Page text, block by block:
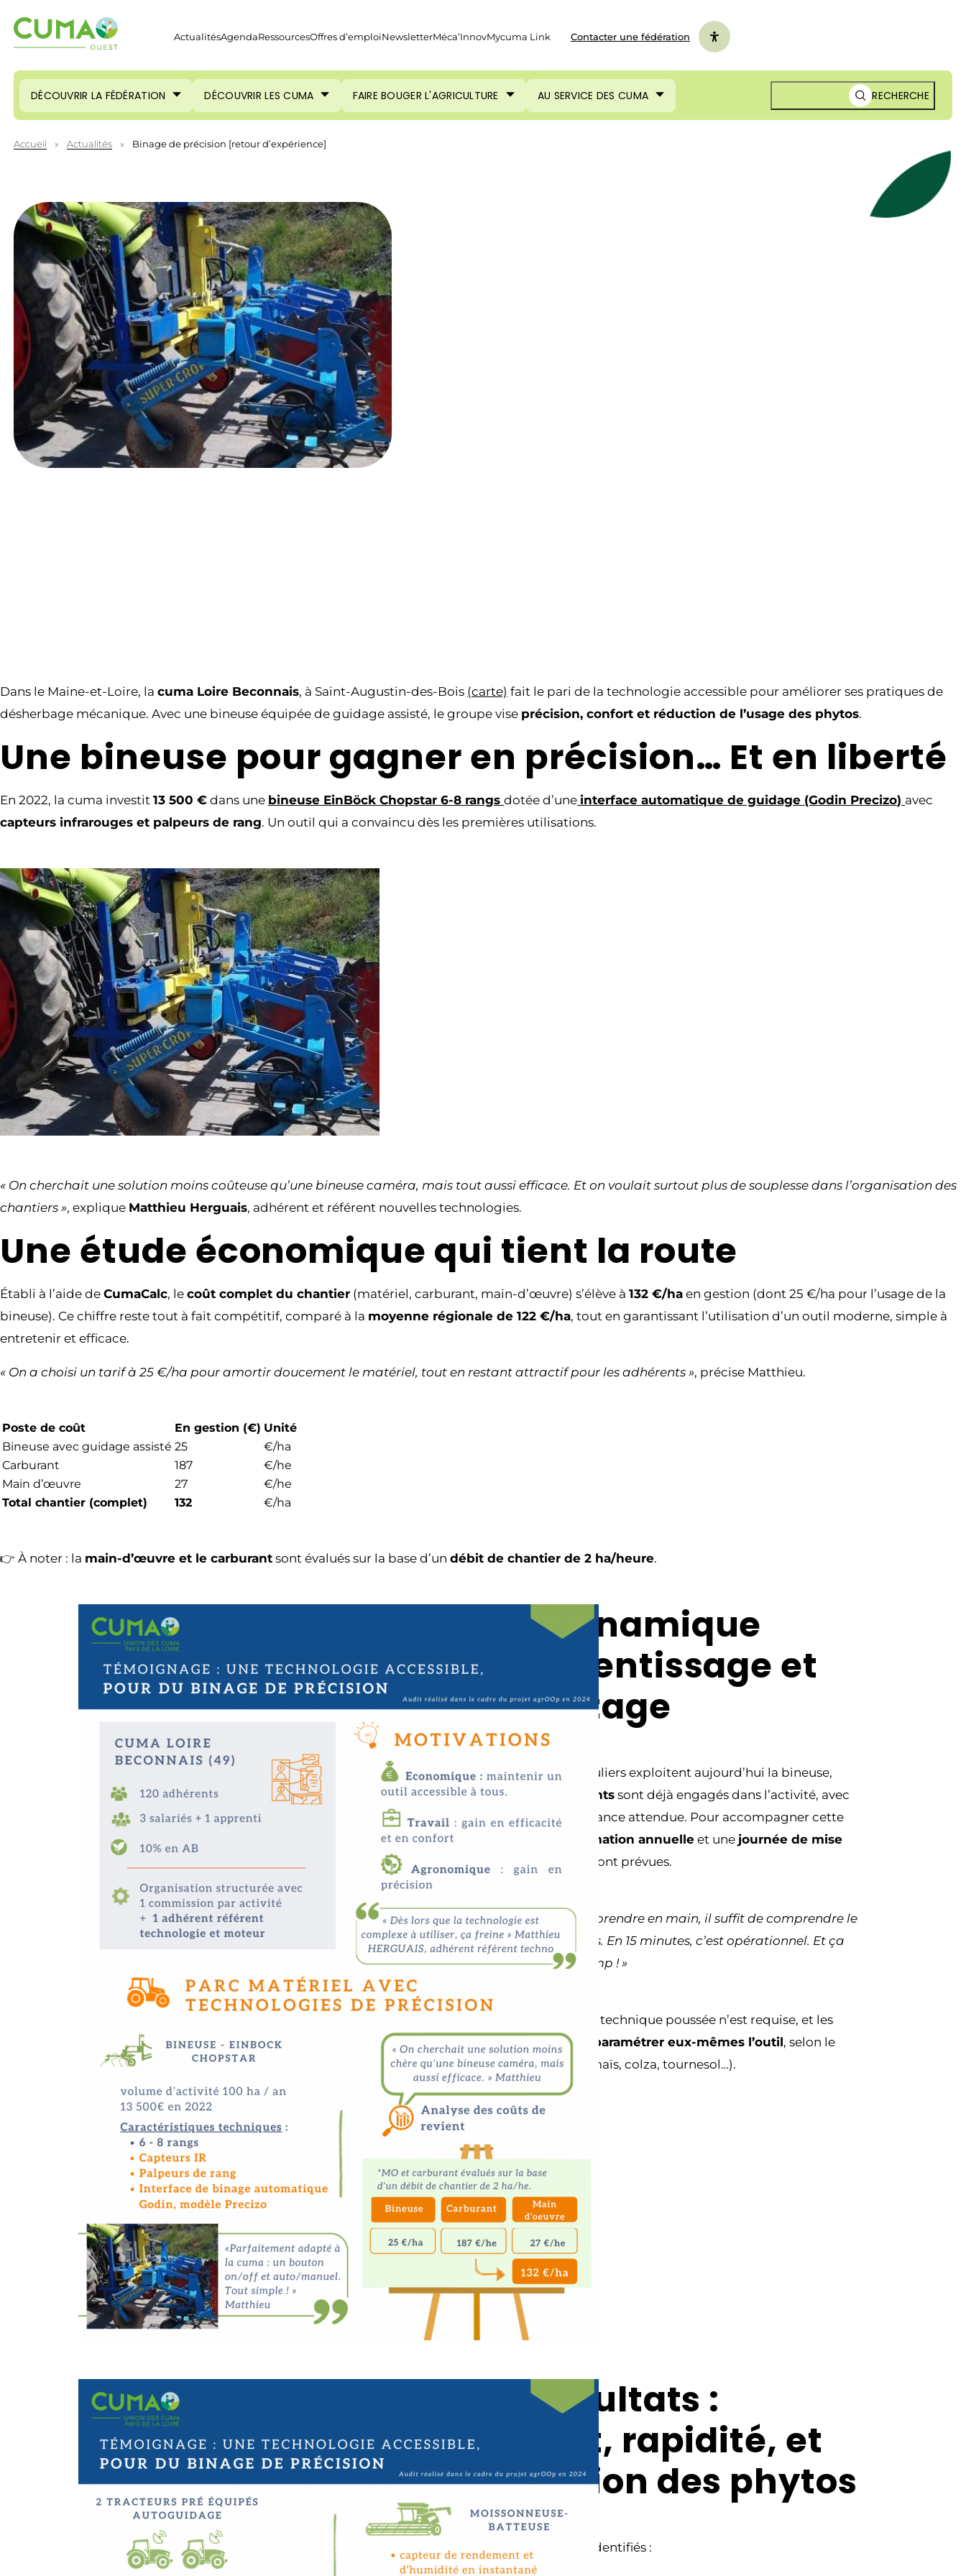
ActualitésAgendaRessourcesOffres d’emploiNewsletterMéca’InnovMycuma Link Contacter une fédération
DÉCOUVRIR LA FÉDÉRATION DÉCOUVRIR LES CUMA FAIRE BOUGER L'AGRICULTURE AU SERVICE DES CUMA RECHERCHE
Accueil » Actualités » Binage de précision [retour d’expérience]
Dans le Maine-et-Loire, la cuma Loire Beconnais, à Saint-Augustin-des-Bois (carte) fait le pari de la technologie accessible pour améliorer ses pratiques de
désherbage mécanique. Avec une bineuse équipée de guidage assisté, le groupe vise précision, confort et réduction de l’usage des phytos.
Une bineuse pour gagner en précision… Et en liberté
En 2022, la cuma investit 13 500 € dans une bineuse EinBöck Chopstar 6-8 rangs dotée d’une interface automatique de guidage (Godin Precizo) avec
capteurs infrarouges et palpeurs de rang. Un outil qui a convaincu dès les premières utilisations.
« On cherchait une solution moins coûteuse qu’une bineuse caméra, mais tout aussi efficace. Et on voulait surtout plus de souplesse dans l’organisation des
chantiers », explique Matthieu Herguais, adhérent et référent nouvelles technologies.
Une étude économique qui tient la route
Établi à l’aide de CumaCalc, le coût complet du chantier (matériel, carburant, main-d’œuvre) s’élève à 132 €/ha en gestion (dont 25 €/ha pour l’usage de la
bineuse). Ce chiffre reste tout à fait compétitif, comparé à la moyenne régionale de 122 €/ha, tout en garantissant l’utilisation d’un outil moderne, simple à
entretenir et efficace.
« On a choisi un tarif à 25 €/ha pour amortir doucement le matériel, tout en restant attractif pour les adhérents », précise Matthieu.
Poste de coût En gestion (€) Unité
Bineuse avec guidage assisté 25
€/ha
Carburant
187
€/he
Main d’œuvre
27
€/he
Total chantier (complet)
132 €/ha
👉 À noter : la main-d’œuvre et le carburant sont évalués sur la base d’un débit de chantier de 2 ha/heure.
Une dynamique
d’apprentissage et
de partage
Trois utilisateurs réguliers exploitent aujourd’hui la bineuse,
maisquinze adhérentssont déjà engagés dans l’activité, avec
une montée en puissance attendue. Pour accompagner cette
formation annuelleet une journée de mise
en route collective
sont prévues.
« L’outil est simple à prendre en main, il suffit de comprendre le
réglage des capteurs. En 15 minutes, c’est opérationnel. Et ça
change tout au champ ! »
Aucune compétence technique poussée n’est requise, et les
utilisateurs peuvent
paramétrer eux-mêmes l’outil, selon le
stade de la culture (maïs, colza, tournesol…).
Les résultats :
confort, rapidité, et
réduction des phytos
Parmi les bénéfices identifiés :